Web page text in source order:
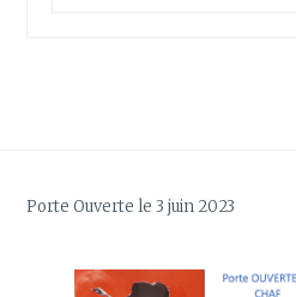
Porte Ouverte le 3 juin 2023